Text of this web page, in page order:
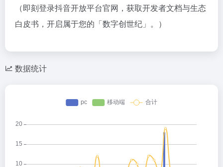
（即刻登录抖音开放平台官网，获取开发者文档与生态
白皮书，开启属于您的「数字创世纪」。）
数据统计